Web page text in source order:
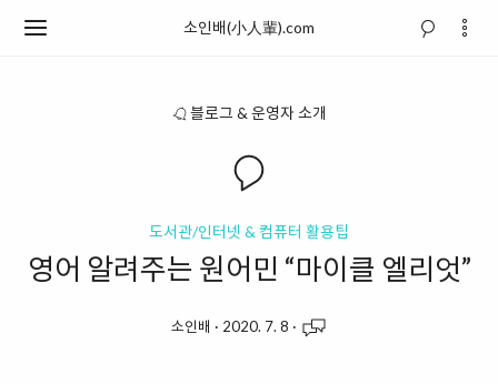
소인배(小人輩).com
블로그 & 운영자 소개
도서관/인터넷 & 컴퓨터 활용팁
영어 알려주는 원어민 “마이클 엘리엇”
소인배 · 2020. 7. 8 ·